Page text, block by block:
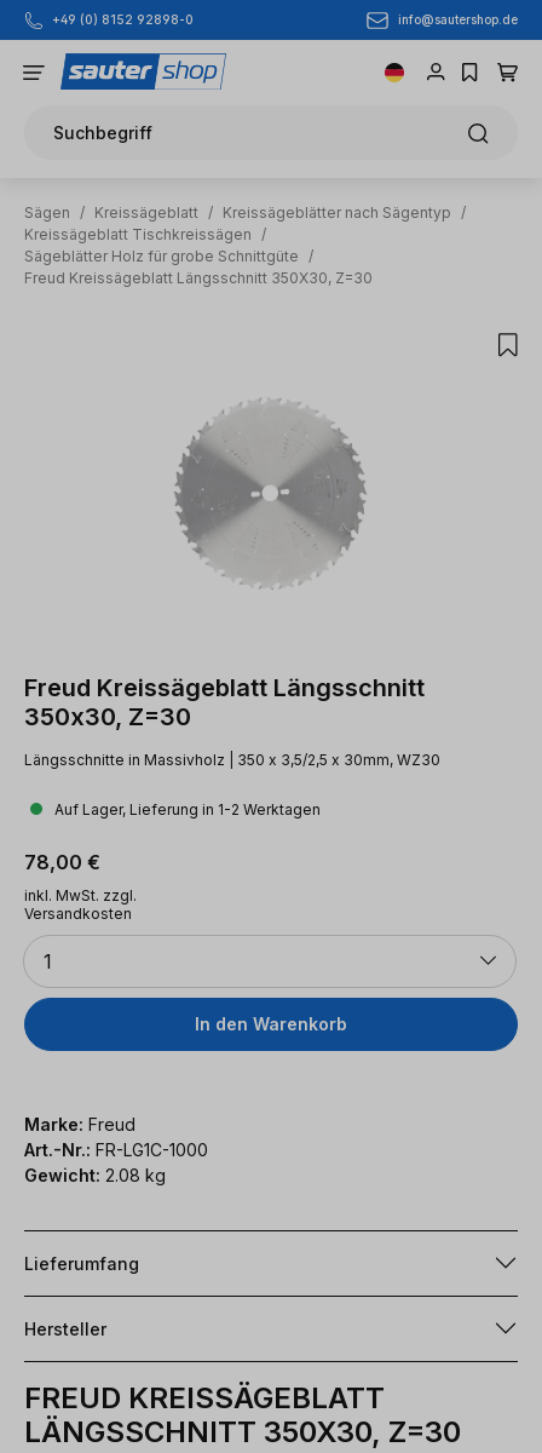
Zum Hauptinhalt springen
+49 (0) 8152 92898-0 info@sautershop.de
Suchbegriff
Sägen / Kreissägeblatt / Kreissägeblätter nach Sägentyp
/
Kreissägeblatt Tischkreissägen
/
Sägeblätter Holz für grobe Schnittgüte
/
Freud Kreissägeblatt Längsschnitt 350X30, Z=30
Freud Kreissägeblatt Längsschnitt
350x30, Z=30
Längsschnitte in Massivholz | 350 x 3,5/2,5 x 30mm, WZ30
Auf Lager, Lieferung in 1-2 Werktagen
Regulärer Preis:
78,00 €
inkl. MwSt. zzgl.
Versandkosten
Anzahl
1
In den Warenkorb
Marke: Freud
Art.-Nr.: FR-LG1C-1000
Gewicht: 2.08 kg
Lieferumfang
Hersteller
FREUD KREISSÄGEBLATT
LÄNGSSCHNITT 350X30, Z=30